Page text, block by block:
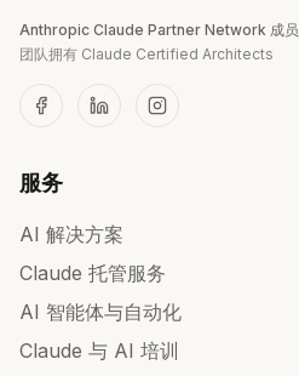
Anthropic Claude Partner Network 成员
团队拥有 Claude Certified Architects
服务
AI 解决方案
Claude 托管服务
AI 智能体与自动化
Claude 与 AI 培训